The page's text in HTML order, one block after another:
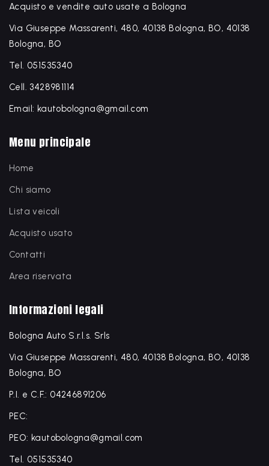
Acquisto e vendite auto usate a Bologna
Via Giuseppe Massarenti, 480, 40138 Bologna, BO, 40138
Bologna, BO
Tel. 051535340
Cell. 3428981114
Email: kautobologna@gmail.com
Menu principale
Home
Chi siamo
Lista veicoli
Acquisto usato
Contatti
Area riservata
Informazioni legali
Bologna Auto S.r.l.s. Srls
Via Giuseppe Massarenti, 480, 40138 Bologna, BO, 40138
Bologna, BO
P.I. e C.F.: 04246891206
PEC:
PEO: kautobologna@gmail.com
Tel. 051535340